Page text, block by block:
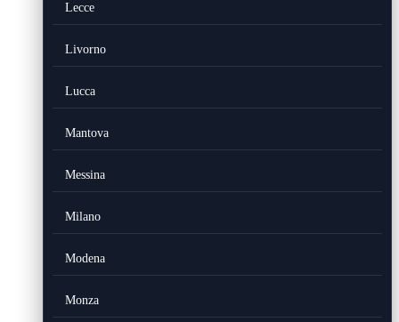
Lecce
Livorno
Lucca
Mantova
Messina
Milano
Modena
Monza